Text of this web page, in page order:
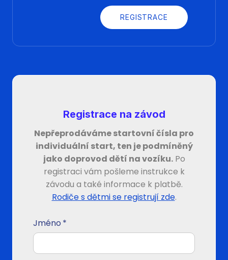
REGISTRACE
Registrace na závod
Nepřeprodáváme startovní čísla pro
individuální start, ten je podmíněný
jako doprovod dětí na vozíku.Po
registraci vám pošleme instrukce k
závodu a také informace k platbě.
Rodiče s dětmi se registrují zde.
Jméno *